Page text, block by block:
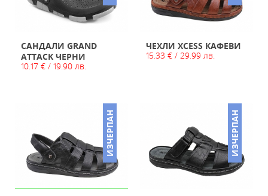
САНДАЛИ GRAND
ATTACK ЧЕРНИ
10.17 € / 19.90 лв.
ЧЕХЛИ XCESS КАФЕВИ
15.33 € / 29.99 лв.
ИЗЧЕРПАН ИЗЧЕРПАН